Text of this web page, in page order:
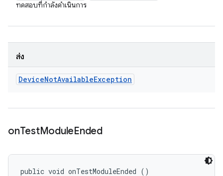
ทดสอบที่กำลังดำเนินการ
ส่ง
DeviceNotAvailableException
onTestModuleEnded
public void onTestModuleEnded ()